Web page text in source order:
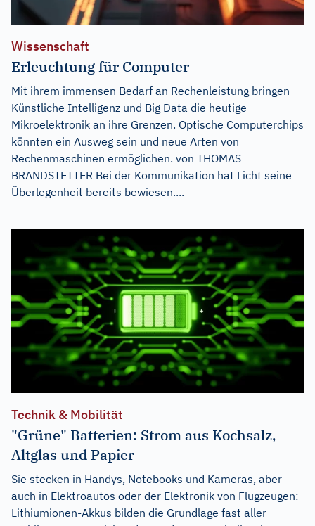
Wissenschaft
Erleuchtung für Computer
Mit ihrem immensen Bedarf an Rechenleistung bringen
Künstliche Intelligenz und Big Data die heutige
Mikroelektronik an ihre Grenzen. Optische Computerchips
könnten ein Ausweg sein und neue Arten von
Rechenmaschinen ermöglichen. von THOMAS
BRANDSTETTER Bei der Kommunikation hat Licht seine
Überlegenheit bereits bewiesen....
Technik & Mobilität
"Grüne" Batterien: Strom aus Kochsalz,
Altglas und Papier
Sie stecken in Handys, Notebooks und Kameras, aber
auch in Elektroautos oder der Elektronik von Flugzeugen:
Lithiumionen-Akkus bilden die Grundlage fast aller